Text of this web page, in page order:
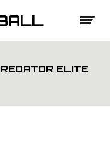
ELITE